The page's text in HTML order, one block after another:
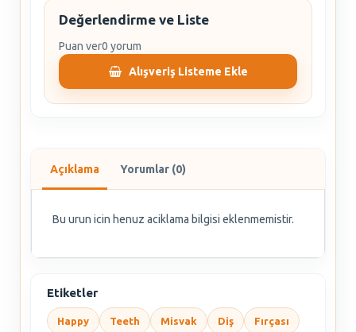
Değerlendirme ve Liste
Puan ver0 yorum
Alışveriş Listeme Ekle
Açıklama Yorumlar (0)
Bu urun icin henuz aciklama bilgisi eklenmemistir.
Etiketler
Happy Teeth Misvak Diş Fırçası